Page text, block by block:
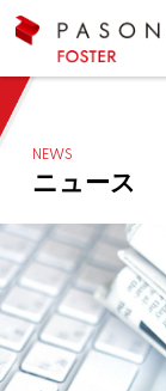
NEWS
ニュース